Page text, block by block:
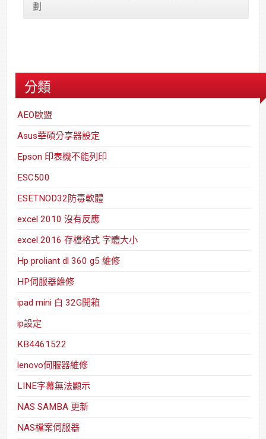
劃
分類
AEO歐盟
Asus華碩分享器設定
Epson 印表機不能列印
ESC500
ESETNOD32防毒軟體
excel 2010 沒有反應
excel 2016 存檔格式 字體大小
Hp proliant dl 360 g5 維修
HP伺服器維修
ipad mini 白 32G開箱
ip設定
KB4461522
lenovo伺服器維修
LINE字幕無法顯示
NAS SAMBA 更新
NAS檔案伺服器